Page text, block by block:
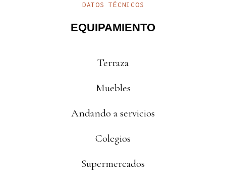
DATOS TÉCNICOS
EQUIPAMIENTO
Terraza
Muebles
Andando a servicios
Colegios
Supermercados